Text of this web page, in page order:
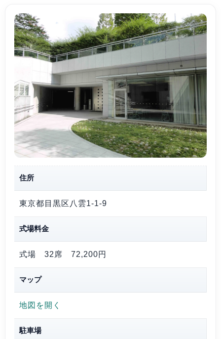
住所
東京都目黒区八雲1-1-9
式場料金
式場 32席 72,200円
マップ
地図を開く
駐車場